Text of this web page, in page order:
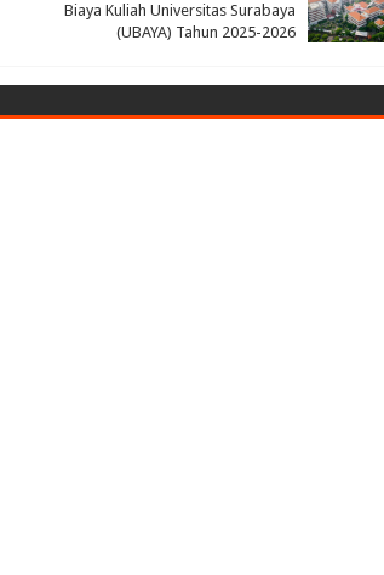
Biaya Kuliah Universitas Surabaya
(UBAYA) Tahun 2025-2026